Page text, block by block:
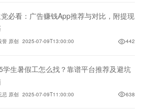
必看：广告赚钱App推荐与对比，附提现
誉 原创 2025-07-09T13:00:00 442
学生暑假工怎么找？靠谱平台推荐及避坑
忌 原创 2025-07-09T11:00:00 638